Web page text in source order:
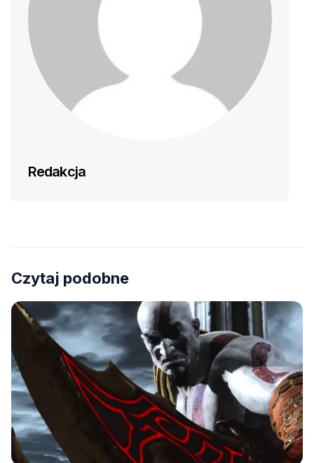
Redakcja
Czytaj podobne